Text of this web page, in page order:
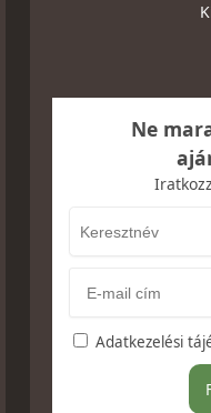
Ne
Adatkezelési